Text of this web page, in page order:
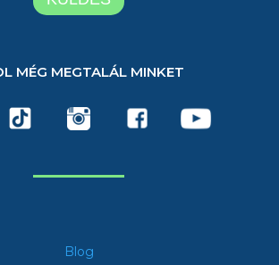
MÉG MEGTALÁL MINKET
Blog